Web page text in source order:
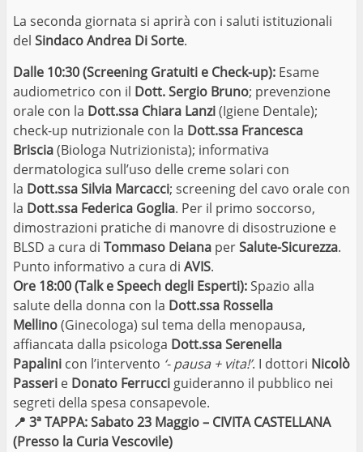
La seconda giornata si aprirà con i saluti istituzionali
del Sindaco Andrea Di Sorte.
Dalle 10:30 (Screening Gratuiti e Check-up): Esame
audiometrico con il Dott. Sergio Bruno; prevenzione
orale con la Dott.ssa Chiara Lanzi(Igiene Dentale);
check-up nutrizionale con la Dott.ssa Francesca
Briscia(Biologa Nutrizionista); informativa
dermatologica sull’uso delle creme solari con
la Dott.ssa Silvia Marcacci; screening del cavo orale con
la Dott.ssa Federica Goglia. Per il primo soccorso,
dimostrazioni pratiche di manovre di disostruzione e
BLSD a cura di Tommaso Deiana perSalute-Sicurezza.
Punto informativo a cura di AVIS.
Ore 18:00 (Talk e Speech degli Esperti):Spazio alla
salute della donna con la Dott.ssa Rossella
Mellino(Ginecologa) sul tema della menopausa,
affiancata dalla psicologa Dott.ssa Serenella
Papalini con l’intervento ‘- pausa + vita!’. I dottori Nicolò
Passeri e Donato Ferrucciguideranno il pubblico nei
segreti della spesa consapevole.
📍 3ª TAPPA: Sabato 23 Maggio – CIVITA CASTELLANA
(Presso la Curia Vescovile)